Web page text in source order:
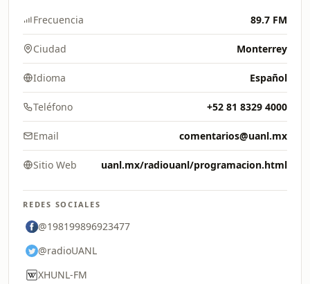
Frecuencia 89.7 FM
Ciudad Monterrey
Idioma Español
Teléfono +52 81 8329 4000
Email comentarios@uanl.mx
Sitio Web uanl.mx/radiouanl/programacion.html
REDES SOCIALES
@198199896923477
@radioUANL
XHUNL-FM